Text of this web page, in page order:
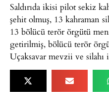
Saldırıda ikisi pilot sekiz
şehit olmuş, 13 kahraman
13 bölücü terör örgütü
getirilmiş, bölücü terör
Uçaksavar mevzii ve silahı